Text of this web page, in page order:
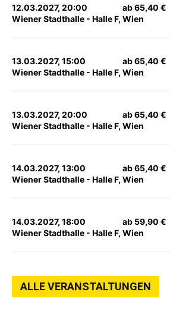
12.03.2027, 20:00
Wiener Stadthalle - Halle F, Wien
ab 65,40 €
13.03.2027, 15:00
Wiener Stadthalle - Halle F, Wien
ab 65,40 €
13.03.2027, 20:00
Wiener Stadthalle - Halle F, Wien
ab 65,40 €
14.03.2027, 13:00
Wiener Stadthalle - Halle F, Wien
ab 65,40 €
14.03.2027, 18:00
Wiener Stadthalle - Halle F, Wien
ab 59,90 €
ALLE VERANSTALTUNGEN